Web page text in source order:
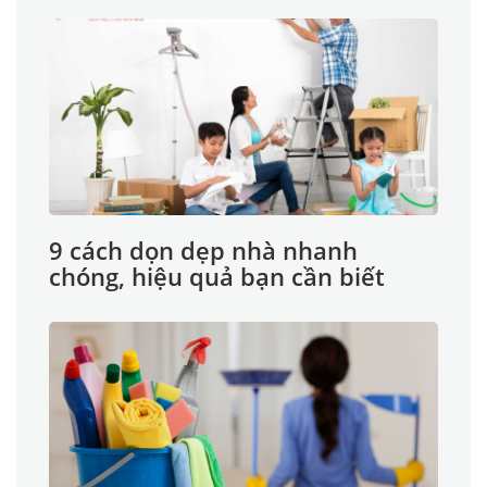
9 cách dọn dẹp nhà nhanh
chóng, hiệu quả bạn cần biết